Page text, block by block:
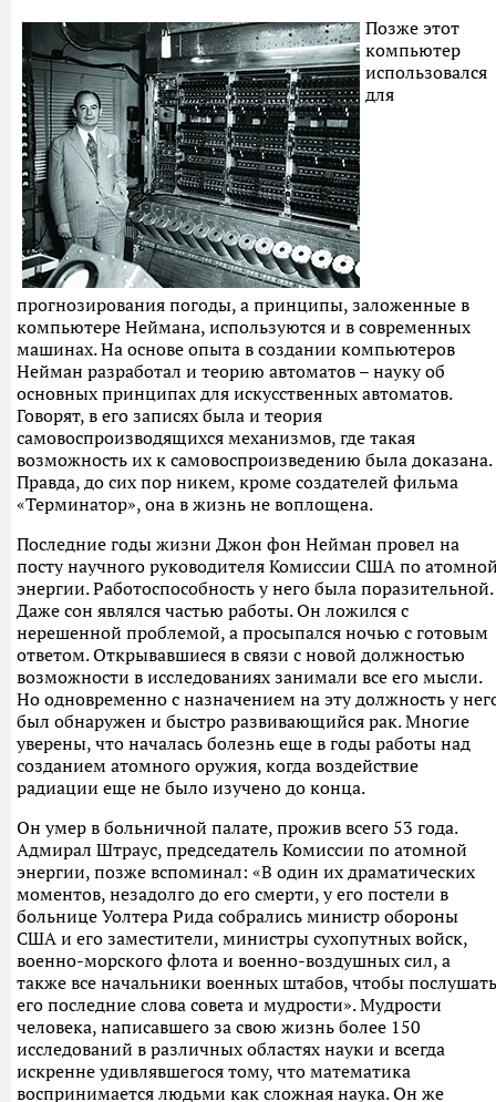
Позже этот
компьютер
использовался
для
прогнозирования погоды, а принципы, заложенные в
компьютере Неймана, используются и в современных
машинах. На основе опыта в создании компьютеров
Нейман разработал и теорию автоматов – науку об
основных принципах для искусственных автоматов.
Говорят, в его записях была и теория
самовоспроизводящихся механизмов, где такая
возможность их к самовоспроизведению была доказана.
Правда, до сих пор никем, кроме создателей фильма
«Терминатор», она в жизнь не воплощена.
Последние годы жизни Джон фон Нейман провел на
посту научного руководителя Комиссии США по
энергии. Работоспособность у него была поразительной.
Даже сон являлся частью работы. Он ложился с
нерешенной проблемой, а просыпался ночью с готовым
ответом. Открывавшиеся в связи с новой должностью
возможности в исследованиях занимали все его мысли.
Но одновременно с назначением на эту должность у
был обнаружен и быстро развивающийся рак. Многие
уверены, что началась болезнь еще в годы работы над
созданием атомного оружия, когда воздействие
радиации еще не было изучено до конца.
Он умер в больничной палате, прожив всего 53 года.
Адмирал Штраус, председатель Комиссии по атомной
энергии, позже вспоминал: «В один их драматических
моментов, незадолго до его смерти, у его постели в
больнице Уолтера Рида собрались министр обороны
США и его заместители, министры сухопутных войск,
военно-морского флота и военно-воздушных сил, а
также все начальники военных штабов, чтобы послушать
его последние слова совета и мудрости». Мудрости
человека, написавшего за свою жизнь более 150
исследований в различных областях науки и всегда
искренне удивлявшегося тому, что математика
воспринимается людьми как сложная наука. Он же